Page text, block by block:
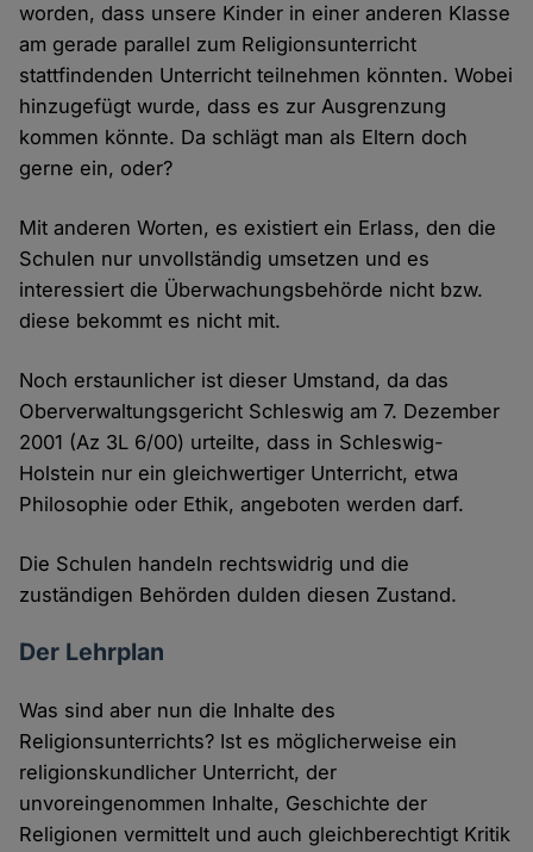
worden, dass unsere Kinder in einer anderen Klasse
am gerade parallel zum Religionsunterricht
stattfindenden Unterricht teilnehmen könnten. Wobei
hinzugefügt wurde, dass es zur Ausgrenzung
kommen könnte. Da schlägt man als Eltern doch
gerne ein, oder?
Mit anderen Worten, es existiert ein Erlass, den die
Schulen nur unvollständig umsetzen und es
interessiert die Überwachungsbehörde nicht bzw.
diese bekommt es nicht mit.
Noch erstaunlicher ist dieser Umstand, da das
Oberverwaltungsgericht Schleswig am 7. Dezember
2001 (Az 3L 6/00) urteilte, dass in Schleswig-
Holstein nur ein gleichwertiger Unterricht, etwa
Philosophie oder Ethik, angeboten werden darf.
Die Schulen handeln rechtswidrig und die
zuständigen Behörden dulden diesen Zustand.
Der Lehrplan
Was sind aber nun die Inhalte des
Religionsunterrichts? Ist es möglicherweise ein
religionskundlicher Unterricht, der
unvoreingenommen Inhalte, Geschichte der
Religionen vermittelt und auch gleichberechtigt Kritik